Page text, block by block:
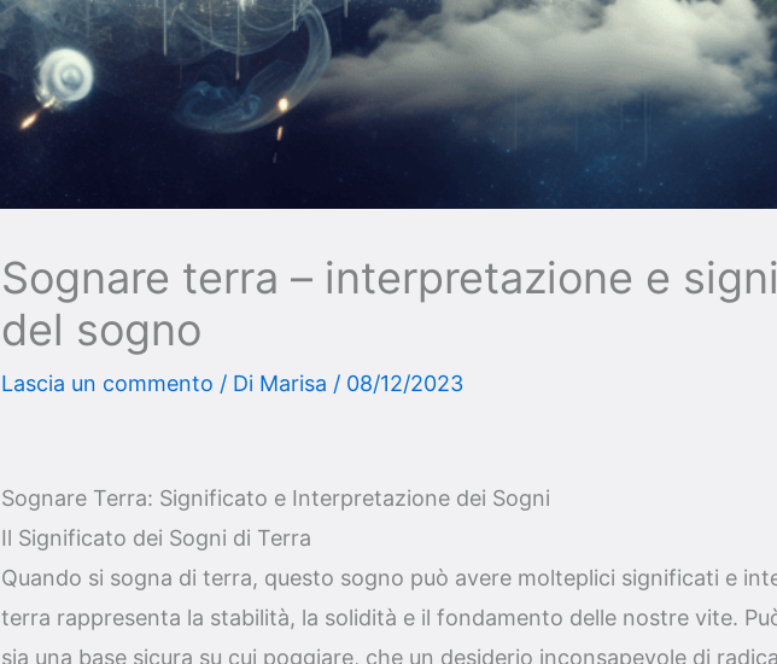
Sognare terra – interpretazione e
del sogno
Lascia un commento / Di Marisa / 08/12/2023
Sognare Terra: Significato e Interpretazione dei Sogni
Il Significato dei Sogni di Terra
Quando si sogna di terra, questo sogno può avere molteplici significati e
terra rappresenta la stabilità, la solidità e il fondamento delle nostre vite.
sia una base sicura su cui poggiare, che un desiderio inconsapevole di